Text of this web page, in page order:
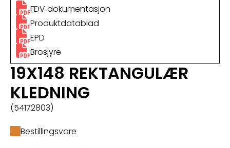
FDV dokumentasjon
Produktdatablad
EPD
Brosjyre
19X148 REKTANGULÆR
KLEDNING
(54172803)
Bestillingsvare